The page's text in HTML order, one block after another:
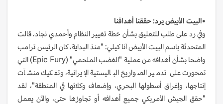
•البيت الأبيض يرد: حققنا أهدافنا
وفي رد على طلب للتعليق بشأن خطة تغيير النظام وأحمدي نجاد، قالت
المتحدثة باسم البيت الأبيض آنا كيلي: "منذ البداية، كان الرئيس ترامب
واضحا بشأن أهدافه من عملية "الغضب الملحمي" (Epic Fury) التي
تمحورت على تدمير الصواريخ الباليستية الإيرانية، وتفكيك منشآت
إنتاجها، وإغراق أسطولها البحري، وإضعاف وكلائها في المنطقة"، لقد
"حقق الجيش الأمريكي جميع أهدافه أو تجاوزها حتى، والآن يعمل